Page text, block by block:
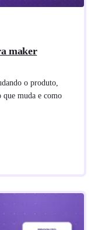
maker
o produto,
que muda e como